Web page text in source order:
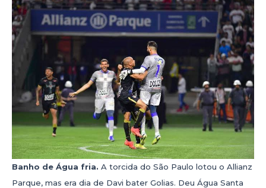
Banho de Água fria. A torcida do São Paulo lotou o Allianz
Parque, mas era dia de Davi bater Golias. Deu Água Santa